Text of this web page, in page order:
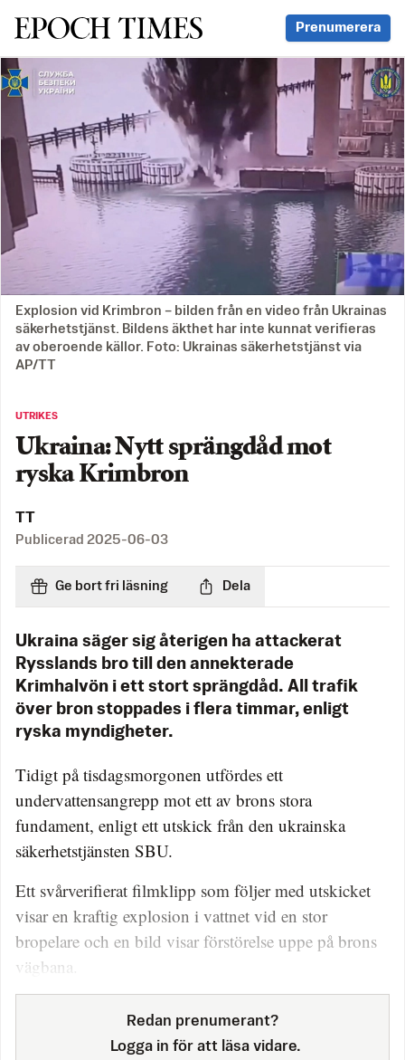
Svenska Epoch Times Prenumerera
Explosion vid Krimbron – bilden från en video från Ukrainas
säkerhetstjänst. Bildens äkthet har inte kunnat verifieras
av oberoende källor. Foto: Ukrainas säkerhetstjänst via
AP/TT
UTRIKES
Ukraina: Nytt sprängdåd mot
ryska Krimbron
TT
Publicerad 2025-06-03
Ge bort fri läsning Dela
Ukraina säger sig återigen ha attackerat
Rysslands bro till den annekterade
Krimhalvön i ett stort sprängdåd. All trafik
över bron stoppades i flera timmar, enligt
ryska myndigheter.
Tidigt på tisdagsmorgonen utfördes ett
undervattensangrepp mot ett av brons stora
fundament, enligt ett utskick från den ukrainska
säkerhetstjänsten SBU.
Ett svårverifierat filmklipp som följer med utskicket
visar en kraftig explosion i vattnet vid en stor
bropelare och en bild visar förstörelse uppe på brons
vägbana.
Redan prenumerant?
Logga in för att läsa vidare.